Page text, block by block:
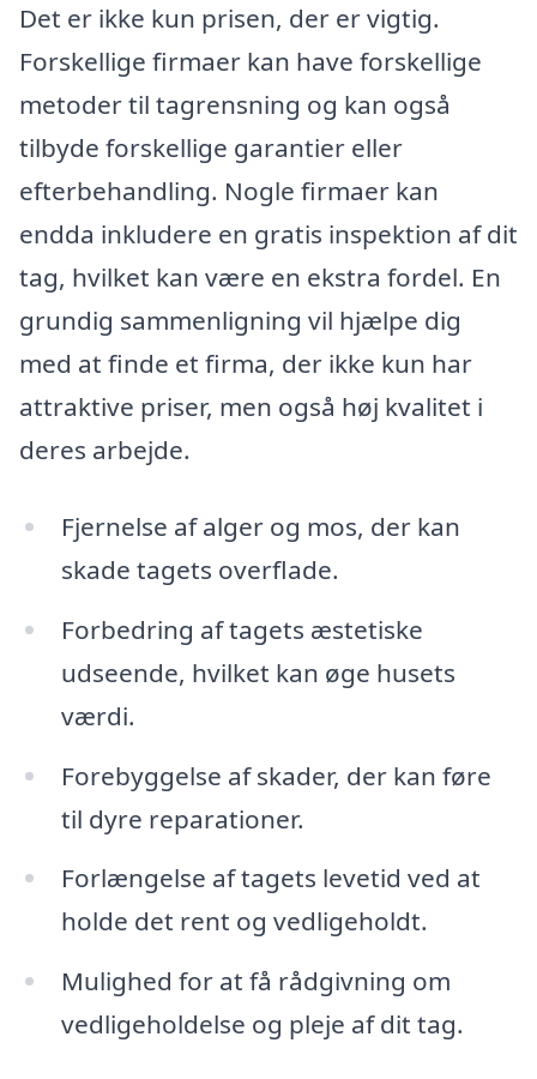
Det er ikke kun prisen, der er vigtig.
Forskellige firmaer kan have forskellige
metoder til tagrensning og kan også
tilbyde forskellige garantier eller
efterbehandling. Nogle firmaer kan
endda inkludere en gratis inspektion af dit
tag, hvilket kan være en ekstra fordel. En
grundig sammenligning vil hjælpe dig
med at finde et firma, der ikke kun har
attraktive priser, men også høj kvalitet i
deres arbejde.
Fjernelse af alger og mos, der kan
skade tagets overflade.
Forbedring af tagets æstetiske
udseende, hvilket kan øge husets
værdi.
Forebyggelse af skader, der kan føre
til dyre reparationer.
Forlængelse af tagets levetid ved at
holde det rent og vedligeholdt.
Mulighed for at få rådgivning om
vedligeholdelse og pleje af dit tag.